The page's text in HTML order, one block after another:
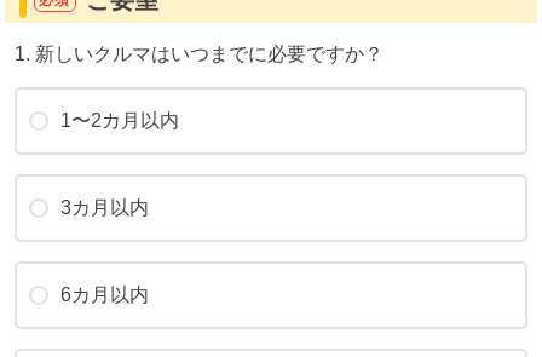
1. 新しいクルマはいつまでに必要ですか？
1〜2カ月以内
3カ月以内
6カ月以内